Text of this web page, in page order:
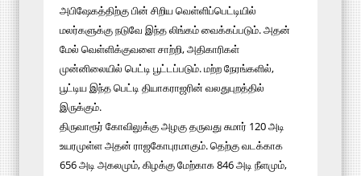
அபிஷேகத்திற்கு பின் சிறிய வெள்ளிப்பெட்டியில்
மலர்களுக்கு நடுவே இந்த லிங்கம் வைக்கப்படும். அதன்
மேல் வெள்ளிக்குவளை சாற்றி, அதிகாரிகள்
முன்னிலையில் பெட்டி பூட்டப்படும். மற்ற நேரங்களில்,
பூட்டிய இந்த பெட்டி தியாகராஜரின் வலதுபுறத்தில்
இருக்கும்.
திருவாரூர் கோவிலுக்கு அழகு தருவது சுமார் 120 அடி
உயரமுள்ள அதன் ராஜகோபுரமாகும். தெற்கு வடக்காக
656 அடி அகலமும், கிழக்கு மேற்காக 846 அடி நீளமும்,